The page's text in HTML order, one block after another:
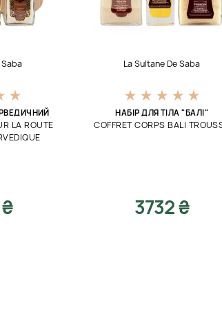
LA ROUTE
La Sultane De Saba
НАБІР ДЛЯ ТІЛА "БАЛІ"
COFFRET CORPS BALI
3732 ₴